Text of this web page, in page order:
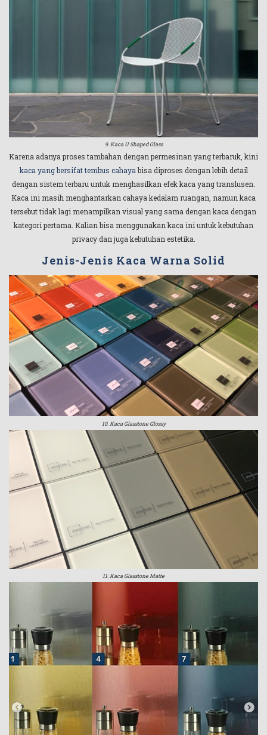
9. Kaca U Shaped Glass
Karena adanya proses tambahan dengan permesinan yang terbaruk, kini
kaca yang bersifat tembus cahaya bisa diproses dengan lebih detail
dengan sistem terbaru untuk menghasilkan efek kaca yang translusen.
Kaca ini masih menghantarkan cahaya kedalam ruangan, namun kaca
tersebut tidak lagi menampilkan visual yang sama dengan kaca dengan
kategori pertama. Kalian bisa menggunakan kaca ini untuk kebutuhan
privacy dan juga kebutuhan estetika.
Jenis-Jenis Kaca Warna Solid
10. Kaca Glasstone Glossy
11. Kaca Glasstone Matte